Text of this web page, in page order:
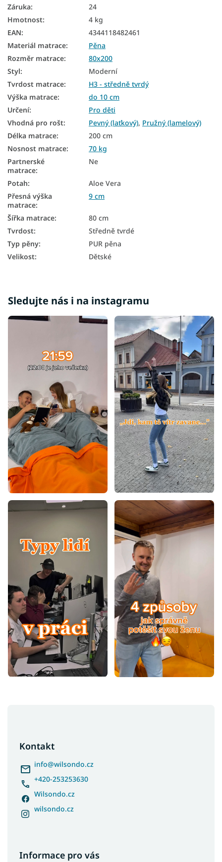
Matrace tvrdost H3
Tenké matrace 80x200
Záruka:
24
Hmotnost:
4 kg
EAN:
4344118482461
Materiál matrace:
Pěna
Rozměr matrace:
80x200
Styl:
Moderní
Tvrdost matrace:
H3 - středně tvrdý
Výška matrace:
do 10 cm
Určení:
Pro děti
Vhodná pro rošt: Pevný (laťkový), Pružný (lamelový)
Délka matrace:
200 cm
Nosnost matrace:
70 kg
Partnerské
matrace:
Ne
Potah:
Aloe Vera
Přesná výška
matrace:
9 cm
Šířka matrace:
80 cm
Tvrdost:
Středně tvrdé
Typ pěny:
PUR pěna
Velikost: Dětské
Sledujte nás i na instagramu
Kontakt
info@wilsondo.cz
+420-253253630
Wilsondo.cz
wilsondo.cz
Informace pro vás